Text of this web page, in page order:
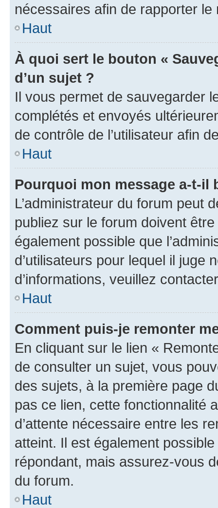
nécessaires afin de rapporter le
Haut
À quoi sert le bouton «
d’un sujet ?
Il vous permet de sauvegarder
complétés et envoyés
de contrôle de l’utilisateur afin
Haut
Pourquoi mon message a-t-il
L’administrateur du forum peut
publiez sur le forum doivent
également possible que
d’utilisateurs pour lequel il juge
d’informations, veuillez
Haut
Comment puis-je remonter
En cliquant sur le lien «
de consulter un sujet, vous
des sujets, à la première page
pas ce lien, cette fonctionnalité
d’attente nécessaire entre les
atteint. Il est également
répondant, mais assurez-vous
du forum.
Haut